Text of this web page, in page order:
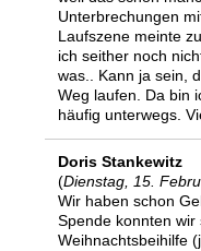
Unterbrechungen
Laufszene meinte
ich seither noch
was.. Kann ja sein,
Weg laufen. Da bin
häufig unterwegs.
Doris Stankewitz
(Dienstag, 15.
Wir haben schon
Spende konnten
Weihnachtsbeihilfe